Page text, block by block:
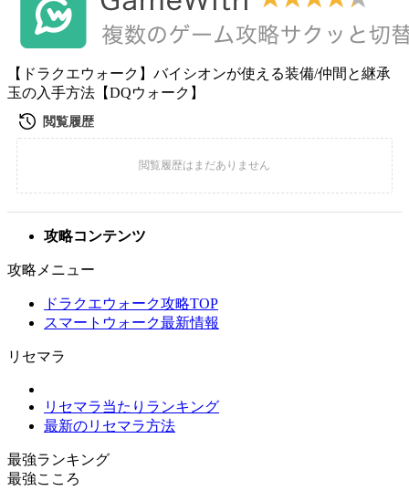
【ドラクエウォーク】バイシオンが使える装備/仲間と継承
玉の入手方法【DQウォーク】
攻略コンテンツ
攻略メニュー
ドラクエウォーク攻略TOP
スマートウォーク最新情報
リセマラ
リセマラ当たりランキング
最新のリセマラ方法
最強ランキング
最強こころ